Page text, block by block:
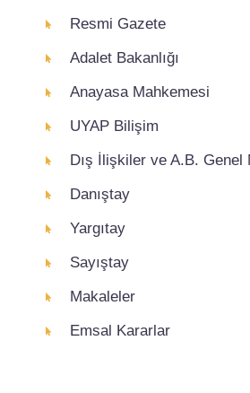
Resmi Gazete
Adalet Bakanlığı
Anayasa Mahkemesi
UYAP Bilişim
Dış İlişkiler ve A.B. Genel
Danıştay
Yargıtay
Sayıştay
Makaleler
Emsal Kararlar